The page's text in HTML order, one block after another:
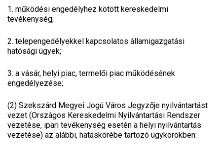
1. működési engedélyhez kötött kereskedelmi
tevékenység;
2. telepengedélyekkel kapcsolatos államigazgatási
hatósági ügyek;
3. a vásár, helyi piac, termelői piac működésének
engedélyezése;
(2) Szekszárd Megyei Jogú Város Jegyzője nyilvántartást
vezet (Országos Kereskedelmi Nyilvántartási Rendszer
vezetése, ipari tevékenység esetén a helyi nyilvántartás
vezetése) az alábbi, hatáskörébe tartozó ügykörökben: